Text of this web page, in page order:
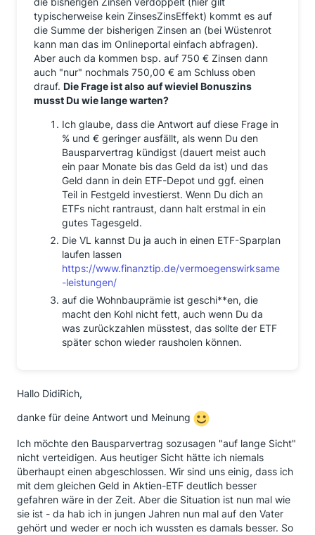
typischerweise kein ZinsesZinsEffekt) kommt es auf
die Summe der bisherigen Zinsen an (bei Wüstenrot
kann man das im Onlineportal einfach abfragen).
Aber auch da kommen bsp. auf 750 € Zinsen dann
auch "nur" nochmals 750,00 € am Schluss oben
drauf. Die Frage ist also auf wieviel Bonuszins
musst Du wie lange warten?
Ich glaube, dass die Antwort auf diese Frage in
% und € geringer ausfällt, als wenn Du den
Bausparvertrag kündigst (dauert meist auch
ein paar Monate bis das Geld da ist) und das
Geld dann in dein ETF-Depot und ggf. einen
Teil in Festgeld investierst. Wenn Du dich an
ETFs nicht rantraust, dann halt erstmal in ein
gutes Tagesgeld.
Die VL kannst Du ja auch in einen ETF-Sparplan
laufen lassen
https://www.finanztip.de/vermoegenswirksame
-leistungen/
auf die Wohnbauprämie ist geschi**en, die
macht den Kohl nicht fett, auch wenn Du da
was zurückzahlen müsstest, das sollte der ETF
später schon wieder rausholen können.
Hallo DidiRich,
danke für deine Antwort und Meinung
Ich möchte den Bausparvertrag sozusagen "auf lange Sicht"
nicht verteidigen. Aus heutiger Sicht hätte ich niemals
überhaupt einen abgeschlossen. Wir sind uns einig, dass ich
mit dem gleichen Geld in Aktien-ETF deutlich besser
gefahren wäre in der Zeit. Aber die Situation ist nun mal wie
sie ist - da hab ich in jungen Jahren nun mal auf den Vater
gehört und weder er noch ich wussten es damals besser. So